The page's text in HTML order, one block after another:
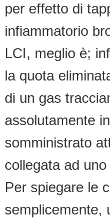
per effetto di
infiammatorio
LCI, meglio è;
la quota
di un gas
assolutamente
somministrato
collegata ad
Per spiegare le
semplicemente,